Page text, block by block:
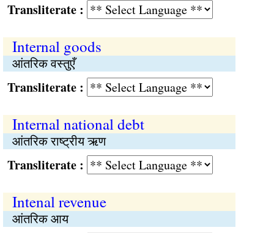
:
Internal goods
आंतरिक वस्तुएँ
:
Internal national debt
आंतरिक राष्ट्रीय ऋण
:
Intenal revenue
आंतरिक आय